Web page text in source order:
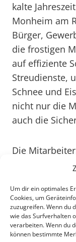
Um dir ein optimales
Cookies, um
zuzugreifen. Wenn du
wie das Surfverhalten
verarbeiten. Wenn du
können bestimmte
kalte
Monheim am
Bürger,
die frostigen
auf effiziente
Streudienste,
Schnee und
nicht nur die
auch die
Die
am Rhein
modernster
bei starkem
reagieren zu
durchdachten